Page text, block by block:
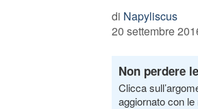
di Napyliscus
20 settembre
Non perdere
Clicca
aggiornato con